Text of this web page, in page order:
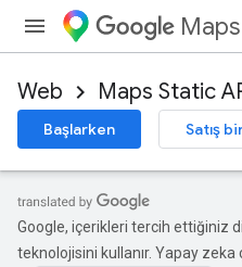
Web Maps Static
Başlarken Satış
Google, içerikleri tercih ettiğiniz
teknolojisini kullanır. Yapay